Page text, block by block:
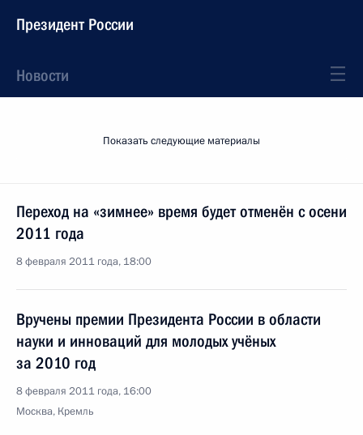
Президент России
Новости
Показать следующие материалы
Переход на «зимнее» время будет отменён с осени
2011 года
8 февраля 2011 года, 18:00
Вручены премии Президента России в области
науки и инноваций для молодых учёных
за 2010 год
8 февраля 2011 года, 16:00
Москва, Кремль